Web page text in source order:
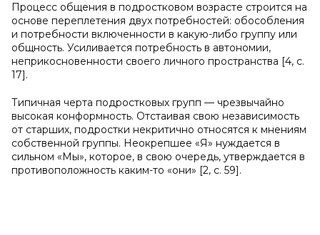
Процесс общения в подростковом возрасте строится на
основе переплетения двух потребностей: обособления
и потребности включенности в какую-либо группу или
общность. Усиливается потребность в автономии,
неприкосновенности своего личного пространства [4, с.
17].
Типичная черта подростковых групп — чрезвычайно
высокая конформность. Отстаивая свою независимость
от старших, подростки некритично относятся к мнениям
собственной группы. Неокрепшее «Я» нуждается в
сильном «Мы», которое, в свою очередь, утверждается в
противоположность каким-то «они» [2, с. 59].